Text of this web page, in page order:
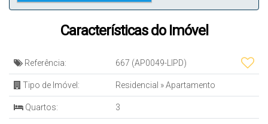
Características do Imóvel
Referência: 667 (AP0049-LIPD)
Tipo de Imóvel: Residencial »Apartamento
Quartos: 3